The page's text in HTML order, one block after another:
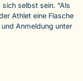
selbst sein. “Als
Athlet eine Flasche
Anmeldung unter